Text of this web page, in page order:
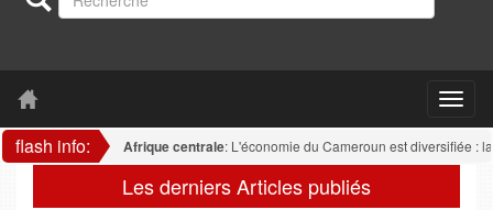
flash info:Afrique centrale: L'économie du Cameroun est diversifiée : la
Les derniers Articles publiés